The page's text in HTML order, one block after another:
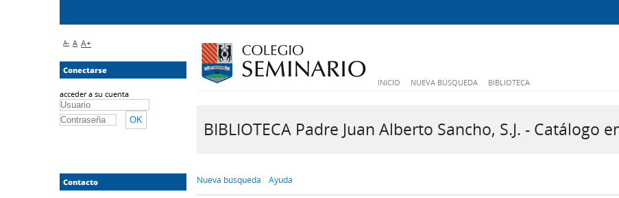
INICIO NUEVA BÚSQUEDA BIBLIOTECA
BIBLIOTECA Padre Juan Alberto Sancho, S.J. - Catálogo
Nueva búsqueda Ayuda
A- A A+
Conectarse
acceder a su cuenta
Contacto